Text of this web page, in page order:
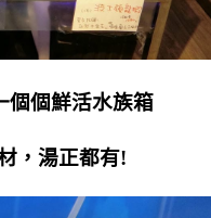
個個鮮活水族箱
，湯正都有!